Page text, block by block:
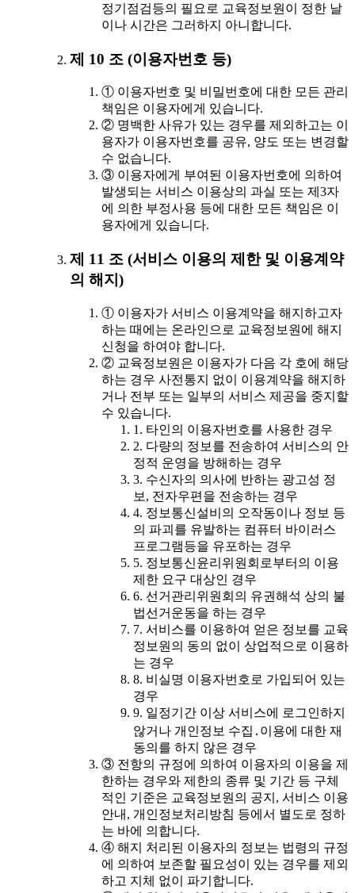
정기점검등의 필요로 교육정보원이 정한 날
이나 시간은 그러하지 아니합니다.
제 10 조 (이용자번호 등)
① 이용자번호 및 비밀번호에 대한 모든 관리
책임은 이용자에게 있습니다.
② 명백한 사유가 있는 경우를 제외하고는 이
용자가 이용자번호를 공유, 양도 또는 변경할
수 없습니다.
③ 이용자에게 부여된 이용자번호에 의하여
발생되는 서비스 이용상의 과실 또는 제3자
에 의한 부정사용 등에 대한 모든 책임은 이
용자에게 있습니다.
제 11 조 (서비스 이용의 제한 및 이용계약
의 해지)
① 이용자가 서비스 이용계약을 해지하고자
하는 때에는 온라인으로 교육정보원에 해지
신청을 하여야 합니다.
② 교육정보원은 이용자가 다음 각 호에 해당
하는 경우 사전통지 없이 이용계약을 해지하
거나 전부 또는 일부의 서비스 제공을 중지할
수 있습니다.
1. 타인의 이용자번호를 사용한 경우
2. 다량의 정보를 전송하여 서비스의 안
정적 운영을 방해하는 경우
3. 수신자의 의사에 반하는 광고성 정
보, 전자우편을 전송하는 경우
4. 정보통신설비의 오작동이나 정보 등
의 파괴를 유발하는 컴퓨터 바이러스
프로그램등을 유포하는 경우
5. 정보통신윤리위원회로부터의 이용
제한 요구 대상인 경우
6. 선거관리위원회의 유권해석 상의 불
법선거운동을 하는 경우
7. 서비스를 이용하여 얻은 정보를 교육
정보원의 동의 없이 상업적으로 이용하
는 경우
8. 비실명 이용자번호로 가입되어 있는
경우
9. 일정기간 이상 서비스에 로그인하지
않거나 개인정보 수집․이용에 대한 재
동의를 하지 않은 경우
③ 전항의 규정에 의하여 이용자의 이용을 제
한하는 경우와 제한의 종류 및 기간 등 구체
적인 기준은 교육정보원의 공지, 서비스 이용
안내, 개인정보처리방침 등에서 별도로 정하
는 바에 의합니다.
④ 해지 처리된 이용자의 정보는 법령의 규정
에 의하여 보존할 필요성이 있는 경우를 제외
하고 지체 없이 파기합니다.